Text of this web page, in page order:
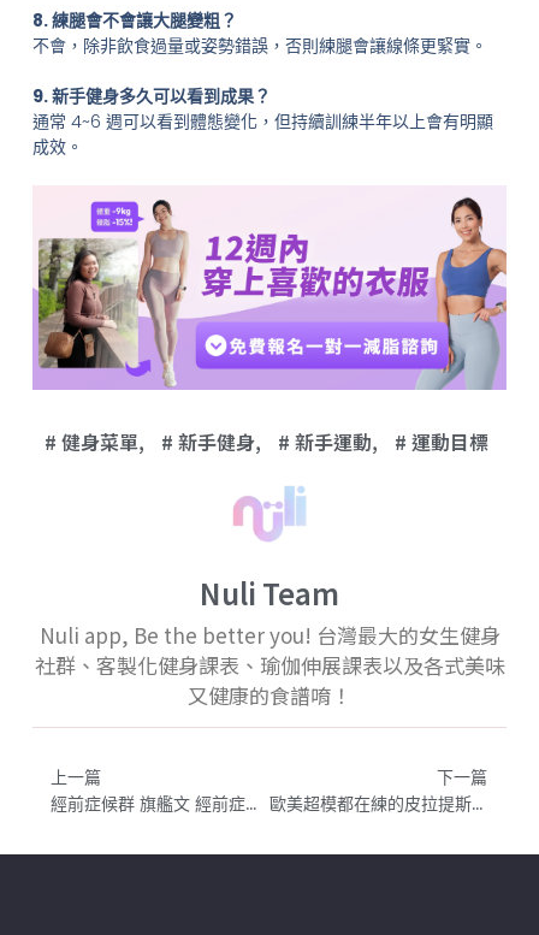
8. 練腿會不會讓大腿變粗？
不會，除非飲食過量或姿勢錯誤，否則練腿會讓線條更緊實。
9. 新手健身多久可以看到成果？
通常 4~6 週可以看到體態變化，但持續訓練半年以上會有明顯
成效。
健身菜單, 新手健身, 新手運動, 運動目標
Nuli Team
Nuli app, Be the better you! 台灣最大的女生健身
社群、客製化健身課表、瑜伽伸展課表以及各式美味
又健康的食譜唷！
上一篇
經前症候群 旗艦文 經前症候群（PMS）完整指南：症狀、原因、飲食、運動全解析｜附自我檢測表
下一篇
歐美超模都在練的皮拉提斯是什麼？皮拉提斯初學者入門指南＋7大好處一次看懂